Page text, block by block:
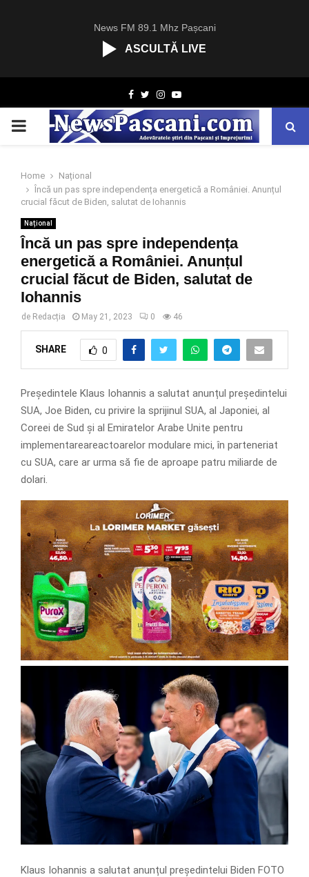
News FM 89.1 Mhz Pașcani
ASCULTĂ LIVE
Facebook
TwitterInstagram
Youtube
PRIMARY
Home
Național
Încă un pas spre independența energetică a României. Anunțul
crucial făcut de Biden, salutat de Iohannis
Național
Încă un pas spre independența
energetică a României. Anunțul
crucial făcut de Biden, salutat de
Iohannis
de Redacția May 21, 2023 0 46
SHARE 0
Președintele Klaus Iohannis a salutat anunțul președintelui
SUA, Joe Biden, cu privire la sprijinul SUA, al Japoniei, al
Coreei de Sud și al Emiratelor Arabe Unite pentru
implementareareactoarelor modulare mici, în parteneriat
cu SUA, care ar urma să fie de aproape patru miliarde de
dolari.
Klaus Iohannis a salutat anunțul președintelui Biden FOTO